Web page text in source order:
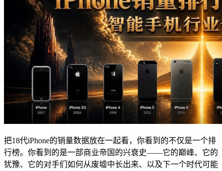
把18代iPhone的销量数据放在一起看，你看到的不仅是一个排
行榜。你看到的是一部商业帝国的兴衰史——它的巅峰、它的
犹豫、它的对手们如何从废墟中长出来、以及下一个时代可能